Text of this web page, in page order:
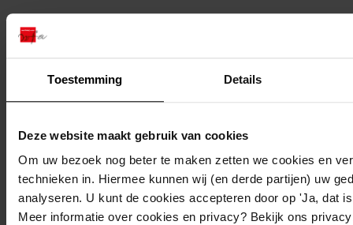
Toestemming Details
Deze website maakt gebruik van cookies
Om uw bezoek nog beter te maken zetten we cookies en
technieken in. Hiermee kunnen wij (en derde partijen) uw
analyseren. U kunt de cookies accepteren door op 'Ja, dat
Meer informatie over cookies en privacy? Bekijk ons
Doorsturen per email